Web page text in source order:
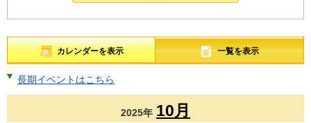
カレンダーを表示 一覧を表示
長期イベントはこちら
2025年 10月